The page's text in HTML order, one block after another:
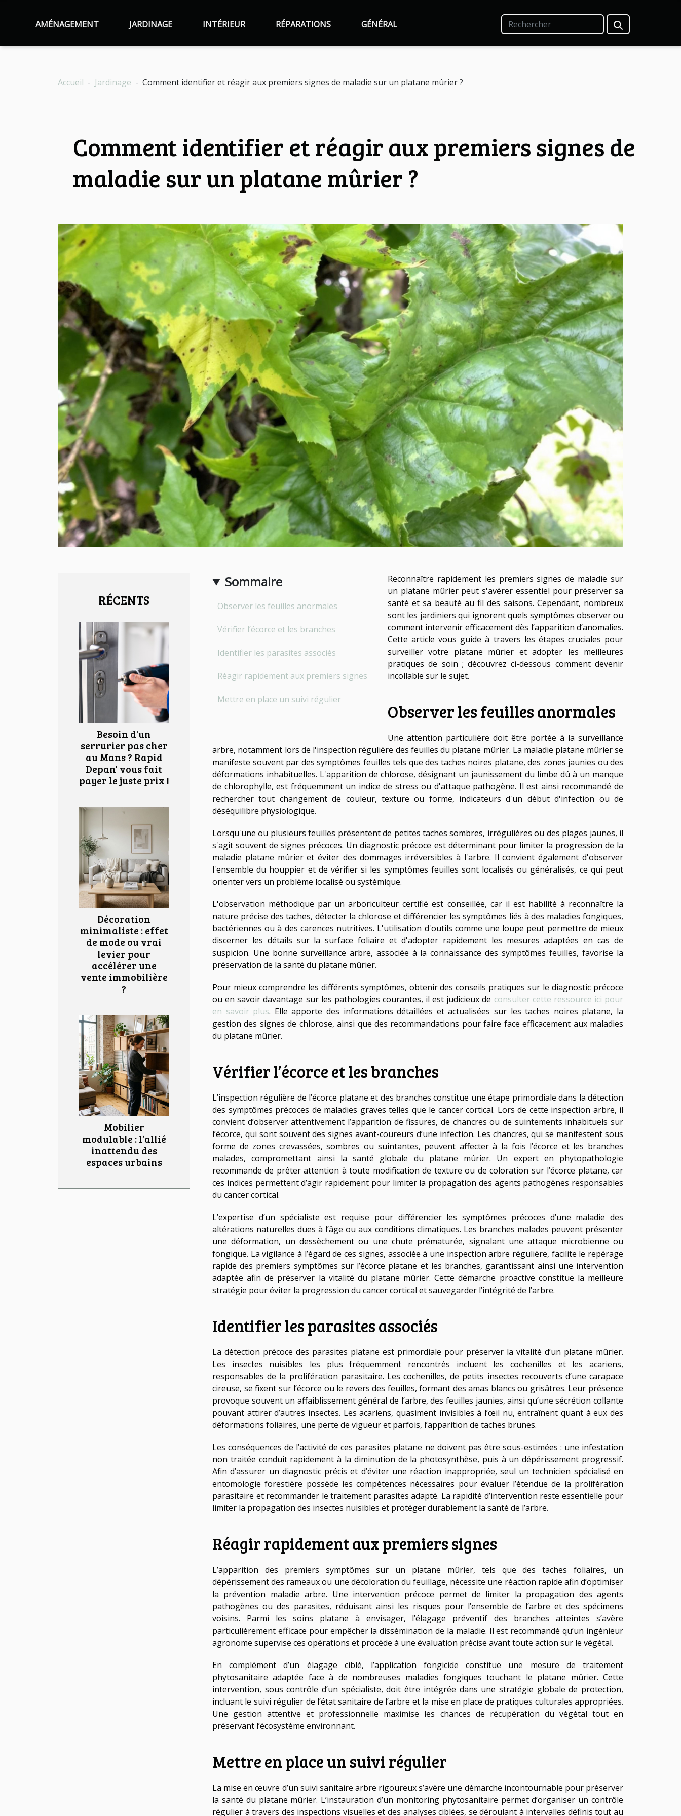
AMÉNAGEMENT JARDINAGE INTÉRIEUR RÉPARATIONS GÉNÉRAL
Accueil Jardinage Comment identifier et réagir aux premiers signes de maladie sur un platane mûrier ?
Comment identifier et réagir aux premiers signes de
maladie sur un platane mûrier ?
RÉCENTS
Besoin d'un
serrurier pas cher
au Mans ? Rapid
Depan' vous fait
payer le juste prix !
Décoration
minimaliste : effet
de mode ou vrai
levier pour
accélérer une
vente immobilière
?
Mobilier
modulable : l’allié
inattendu des
espaces urbains
Sommaire
Observer les feuilles anormales
Vérifier l’écorce et les branches
Identifier les parasites associés
Réagir rapidement aux premiers signes
Mettre en place un suivi régulier
Reconnaître rapidement les premiers signes de maladie sur
un platane mûrier peut s'avérer essentiel pour préserver sa
santé et sa beauté au fil des saisons. Cependant, nombreux
sont les jardiniers qui ignorent quels symptômes observer ou
comment intervenir efficacement dès l’apparition d’anomalies.
Cette article vous guide à travers les étapes cruciales pour
surveiller votre platane mûrier et adopter les meilleures
pratiques de soin ; découvrez ci-dessous comment devenir
incollable sur le sujet.
Observer les feuilles anormales
Une attention particulière doit être portée à la surveillance
arbre, notamment lors de l'inspection régulière des feuilles du platane mûrier. La maladie platane mûrier se
manifeste souvent par des symptômes feuilles tels que des taches noires platane, des zones jaunies ou des
déformations inhabituelles. L'apparition de chlorose, désignant un jaunissement du limbe dû à un manque
de chlorophylle, est fréquemment un indice de stress ou d'attaque pathogène. Il est ainsi recommandé de
rechercher tout changement de couleur, texture ou forme, indicateurs d'un début d'infection ou de
déséquilibre physiologique.
Lorsqu'une ou plusieurs feuilles présentent de petites taches sombres, irrégulières ou des plages jaunes, il
s'agit souvent de signes précoces. Un diagnostic précoce est déterminant pour limiter la progression de la
maladie platane mûrier et éviter des dommages irréversibles à l'arbre. Il convient également d'observer
l'ensemble du houppier et de vérifier si les symptômes feuilles sont localisés ou généralisés, ce qui peut
orienter vers un problème localisé ou systémique.
L'observation méthodique par un arboriculteur certifié est conseillée, car il est habilité à reconnaître la
nature précise des taches, détecter la chlorose et différencier les symptômes liés à des maladies fongiques,
bactériennes ou à des carences nutritives. L'utilisation d'outils comme une loupe peut permettre de mieux
discerner les détails sur la surface foliaire et d'adopter rapidement les mesures adaptées en cas de
suspicion. Une bonne surveillance arbre, associée à la connaissance des symptômes feuilles, favorise la
préservation de la santé du platane mûrier.
Pour mieux comprendre les différents symptômes, obtenir des conseils pratiques sur le diagnostic précoce
ou en savoir davantage sur les pathologies courantes, il est judicieux de consulter cette ressource ici pour
en savoir plus. Elle apporte des informations détaillées et actualisées sur les taches noires platane, la
gestion des signes de chlorose, ainsi que des recommandations pour faire face efficacement aux maladies
du platane mûrier.
Vérifier l’écorce et les branches
L’inspection régulière de l’écorce platane et des branches constitue une étape primordiale dans la détection
des symptômes précoces de maladies graves telles que le cancer cortical. Lors de cette inspection arbre, il
convient d’observer attentivement l’apparition de fissures, de chancres ou de suintements inhabituels sur
l’écorce, qui sont souvent des signes avant-coureurs d’une infection. Les chancres, qui se manifestent sous
forme de zones crevassées, sombres ou suintantes, peuvent affecter à la fois l’écorce et les branches
malades, compromettant ainsi la santé globale du platane mûrier. Un expert en phytopathologie
recommande de prêter attention à toute modification de texture ou de coloration sur l’écorce platane, car
ces indices permettent d’agir rapidement pour limiter la propagation des agents pathogènes responsables
du cancer cortical.
L’expertise d’un spécialiste est requise pour différencier les symptômes précoces d’une maladie des
altérations naturelles dues à l’âge ou aux conditions climatiques. Les branches malades peuvent présenter
une déformation, un dessèchement ou une chute prématurée, signalant une attaque microbienne ou
fongique. La vigilance à l’égard de ces signes, associée à une inspection arbre régulière, facilite le repérage
rapide des premiers symptômes sur l’écorce platane et les branches, garantissant ainsi une intervention
adaptée afin de préserver la vitalité du platane mûrier. Cette démarche proactive constitue la meilleure
stratégie pour éviter la progression du cancer cortical et sauvegarder l’intégrité de l’arbre.
Identifier les parasites associés
La détection précoce des parasites platane est primordiale pour préserver la vitalité d’un platane mûrier.
Les insectes nuisibles les plus fréquemment rencontrés incluent les cochenilles et les acariens,
responsables de la prolifération parasitaire. Les cochenilles, de petits insectes recouverts d’une carapace
cireuse, se fixent sur l’écorce ou le revers des feuilles, formant des amas blancs ou grisâtres. Leur présence
provoque souvent un affaiblissement général de l’arbre, des feuilles jaunies, ainsi qu’une sécrétion collante
pouvant attirer d’autres insectes. Les acariens, quasiment invisibles à l’œil nu, entraînent quant à eux des
déformations foliaires, une perte de vigueur et parfois, l’apparition de taches brunes.
Les conséquences de l’activité de ces parasites platane ne doivent pas être sous-estimées : une infestation
non traitée conduit rapidement à la diminution de la photosynthèse, puis à un dépérissement progressif.
Afin d’assurer un diagnostic précis et d’éviter une réaction inappropriée, seul un technicien spécialisé en
entomologie forestière possède les compétences nécessaires pour évaluer l’étendue de la prolifération
parasitaire et recommander le traitement parasites adapté. La rapidité d’intervention reste essentielle pour
limiter la propagation des insectes nuisibles et protéger durablement la santé de l’arbre.
Réagir rapidement aux premiers signes
L’apparition des premiers symptômes sur un platane mûrier, tels que des taches foliaires, un
dépérissement des rameaux ou une décoloration du feuillage, nécessite une réaction rapide afin d’optimiser
la prévention maladie arbre. Une intervention précoce permet de limiter la propagation des agents
pathogènes ou des parasites, réduisant ainsi les risques pour l’ensemble de l’arbre et des spécimens
voisins. Parmi les soins platane à envisager, l’élagage préventif des branches atteintes s’avère
particulièrement efficace pour empêcher la dissémination de la maladie. Il est recommandé qu’un ingénieur
agronome supervise ces opérations et procède à une évaluation précise avant toute action sur le végétal.
En complément d’un élagage ciblé, l’application fongicide constitue une mesure de traitement
phytosanitaire adaptée face à de nombreuses maladies fongiques touchant le platane mûrier. Cette
intervention, sous contrôle d’un spécialiste, doit être intégrée dans une stratégie globale de protection,
incluant le suivi régulier de l’état sanitaire de l’arbre et la mise en place de pratiques culturales appropriées.
Une gestion attentive et professionnelle maximise les chances de récupération du végétal tout en
préservant l’écosystème environnant.
Mettre en place un suivi régulier
La mise en œuvre d’un suivi sanitaire arbre rigoureux s’avère une démarche incontournable pour préserver
la santé du platane mûrier. L’instauration d’un monitoring phytosanitaire permet d’organiser un contrôle
régulier à travers des inspections visuelles et des analyses ciblées, se déroulant à intervalles définis tout au